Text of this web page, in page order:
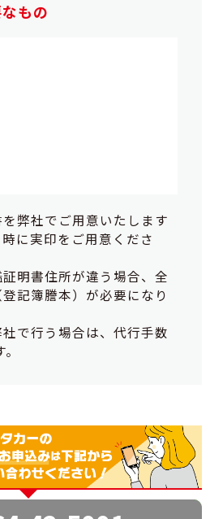
もの
弊社でご用意いたします
に実印をご用意くださ
明書住所が違う場合、全
記簿謄本）が必要になり
で行う場合は、代行手数